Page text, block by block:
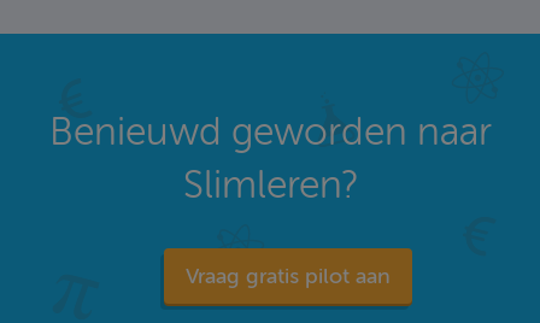
Benieuwd geworden naar
Slimleren?
Vraag gratis pilot aan